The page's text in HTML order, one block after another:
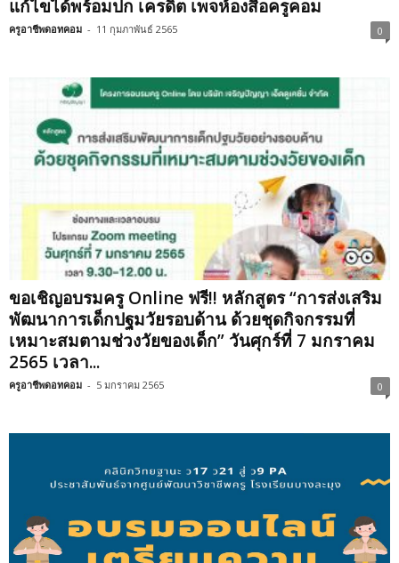
แก้ไขได้พร้อมปก เครดิต เพจห้องสื่อครูคอม
ครูอาชีพดอทคอม - 11 กุมภาพันธ์ 2565 0
ขอเชิญอบรมครู Online ฟรี!! หลักสูตร “การส่งเสริม
พัฒนาการเด็กปฐมวัยรอบด้าน ด้วยชุดกิจกรรมที่
เหมาะสมตามช่วงวัยของเด็ก” วันศุกร์ที่ 7 มกราคม
2565 เวลา...
ครูอาชีพดอทคอม - 5 มกราคม 2565 0